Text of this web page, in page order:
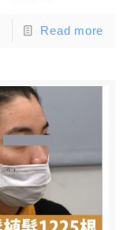
Read more